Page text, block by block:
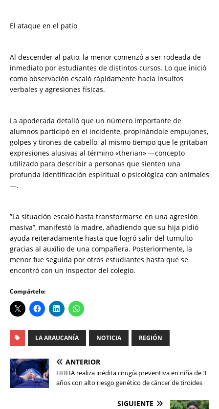
​El ataque en el patio
​Al descender al patio, la menor comenzó a ser rodeada de
inmediato por estudiantes de distintos cursos. Lo que inició
como observación escaló rápidamente hacia insultos
verbales y agresiones físicas.
​La apoderada detalló que un número importante de
alumnos participó en el incidente, propinándole empujones,
golpes y tirones de cabello, al mismo tiempo que le gritaban
expresiones alusivas al término «therian» —concepto
utilizado para describir a personas que sienten una
profunda identificación espiritual o psicológica con animales
—.
​”La situación escaló hasta transformarse en una agresión
masiva”, manifestó la madre, añadiendo que su hija pidió
ayuda reiteradamente hasta que logró salir del tumulto
gracias al auxilio de una compañera. Posteriormente, la
menor fue seguida por otros estudiantes hasta que se
encontró con un inspector del colegio.
Compártelo:
LA ARAUCANÍA NOTICIA REGIÓN
ANTERIOR
HHHA realiza inédita cirugía preventiva en niña de 3
años con alto riesgo genético de cáncer de tiroides
SIGUIENTE